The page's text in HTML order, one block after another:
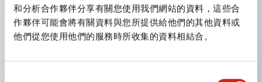
和分析合作夥伴分享有關您使用我們網站的資料，這些合
作夥伴可能會將有關資料與您所提供給他們的其他資料或
他們從您使用他們的服務時所收集的資料相結合。
泛的操作開關器。
提供72種標準迴路
透過6種形式與接點模組段數的組合，可實現各種接點構
造。